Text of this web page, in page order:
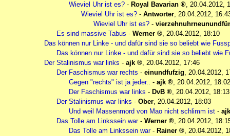
Wieviel Uhr ist es? - Royal Bavarian , 20.04.2012,
Wieviel Uhr ist es? - Antworter, 20.04.2012,
Wieviel Uhr ist es? -
Es sind massive Tabus - Werner , 20.04.2012, 18:10
Das können nur Linke - und dafür sind sie so beliebt wie
Das können nur Linke - und dafür sind sie so beliebt wie
Der Stalinismus war links - ajk , 20.04.2012, 17:46
Der Faschismus war rechts - einundfufzig, 20.04.2012,
Gegen "rechts" ist ja jeder.. - ajk , 20.04.2012, 18:02
Der Faschismus war links - DvB , 20.04.2012, 18:13
Der Stalinismus war links - Ober, 20.04.2012, 18:03
Und weil Massenmord von Mao nicht schlimm ist - ajk
Das Tolle am Linkssein war- Werner , 20.04.2012,
Das Tolle am Linkssein war- Rainer , 20.04.2012,